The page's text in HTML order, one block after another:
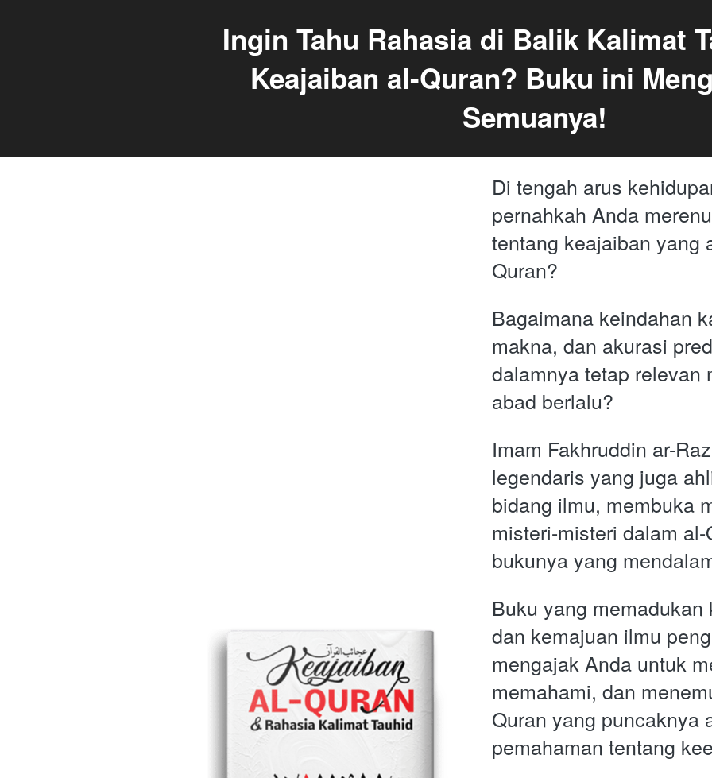
Ingin Tahu Rahasia di Balik Kalimat
Keajaiban al-Quran? Buku ini
Semuanya!
Di tengah arus
pernahkah Anda
tentang keajaiban yang
Quran?
Bagaimana keindahan
makna, dan akurasi
dalamnya tetap relevan
abad berlalu?
Imam Fakhruddin ar-
legendaris yang juga
bidang ilmu, membuka
misteri-misteri dalam
bukunya yang
Buku yang
dan kemajuan ilmu
mengajak Anda untuk
memahami, dan
Quran yang puncaknya
pemahaman tentang